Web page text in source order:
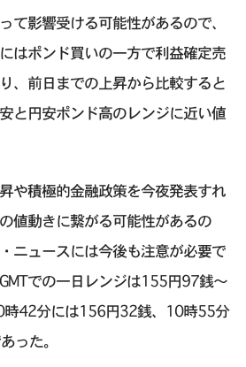
て影響受ける可能性があるので、
はポンド買いの一方で利益確定売
、前日までの上昇から比較すると
と円安ポンド高のレンジに近い値
や積極的金融政策を今夜発表すれ
値動きに繋がる可能性があるの
ニュースには今後も注意が必要で
での一日レンジは155円97銭〜
42分には156円32銭、10時55分
った。